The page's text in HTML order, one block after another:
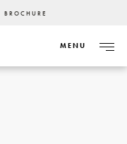
BROCHURE
MENU